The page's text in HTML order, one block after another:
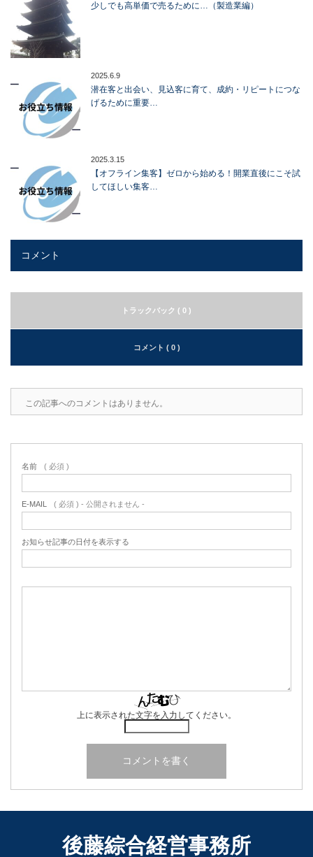
少しでも高単価で売るために…（製造業編）
2025.6.9
潜在客と出会い、見込客に育て、成約・リピートにつな
げるために重要…
2025.3.15
【オフライン集客】ゼロから始める！開業直後にこそ試
してほしい集客…
コメント
トラックバック ( 0 )
コメント ( 0 )
この記事へのコメントはありません。
名前 ( 必須 )
E-MAIL ( 必須 ) - 公開されません -
お知らせ記事の日付を表示する
上に表示された文字を入力してください。
後藤綜合経営事務所